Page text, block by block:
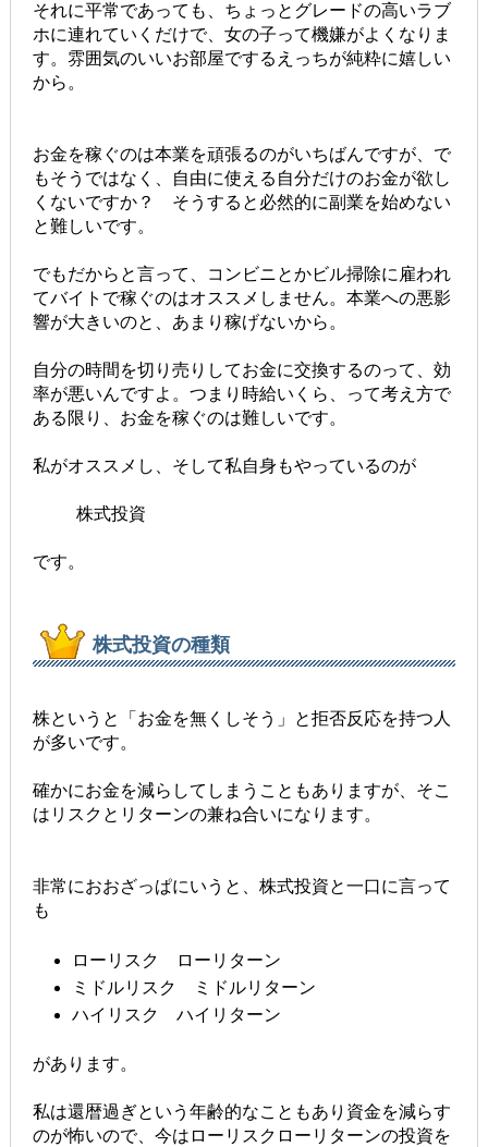
それに平常であっても、ちょっとグレードの高いラブ
ホに連れていくだけで、女の子って機嫌がよくなりま
す。雰囲気のいいお部屋でするえっちが純粋に嬉しい
から。
お金を稼ぐのは本業を頑張るのがいちばんですが、で
もそうではなく、自由に使える自分だけのお金が欲し
くないですか？ そうすると必然的に副業を始めない
と難しいです。
でもだからと言って、コンビニとかビル掃除に雇われ
てバイトで稼ぐのはオススメしません。本業への悪影
響が大きいのと、あまり稼げないから。
自分の時間を切り売りしてお金に交換するのって、効
率が悪いんですよ。つまり時給いくら、って考え方で
ある限り、お金を稼ぐのは難しいです。
私がオススメし、そして私自身もやっているのが
株式投資
です。
株式投資の種類
株というと「お金を無くしそう」と拒否反応を持つ人
が多いです。
確かにお金を減らしてしまうこともありますが、そこ
はリスクとリターンの兼ね合いになります。
非常におおざっぱにいうと、株式投資と一口に言って
も
ローリスク ローリターン
ミドルリスク ミドルリターン
ハイリスク ハイリターン
があります。
私は還暦過ぎという年齢的なこともあり資金を減らす
のが怖いので、今はローリスクローリターンの投資を